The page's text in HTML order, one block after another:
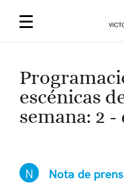
escénicas
semana: 2
N Nota de